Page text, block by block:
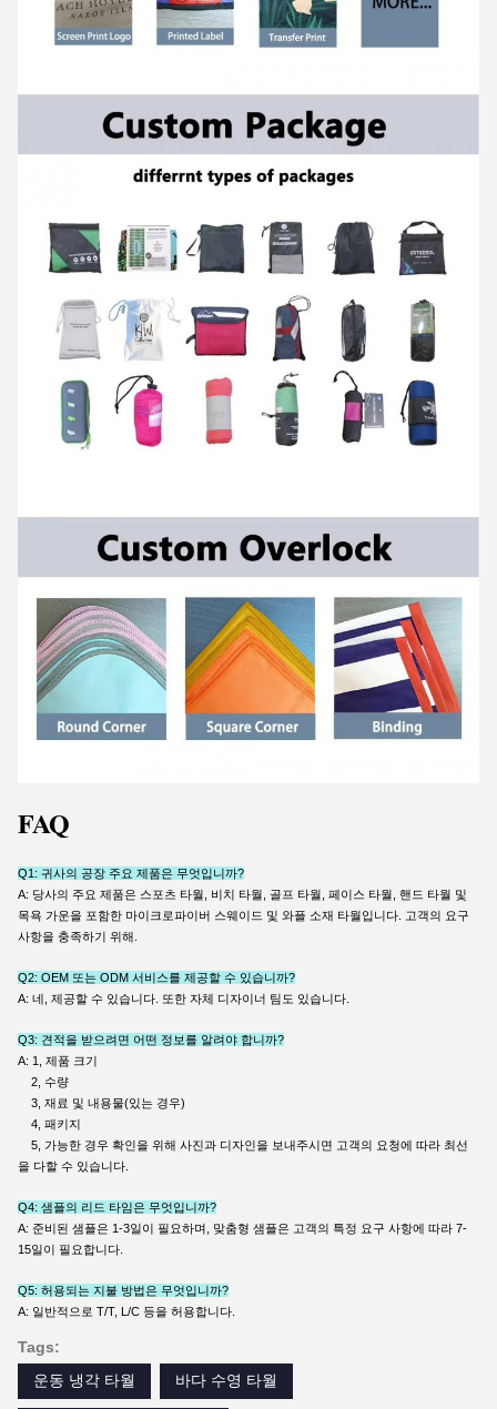
FAQ
Q1: 귀사의 공장 주요 제품은 무엇입니까?
A: 당사의 주요 제품은 스포츠 타월, 비치 타월, 골프 타월, 페이스 타월, 핸드 타월 및
목욕 가운을 포함한 마이크로파이버 스웨이드 및 와플 소재 타월입니다. 고객의 요구
사항을 충족하기 위해.
Q2: OEM 또는 ODM 서비스를 제공할 수 있습니까?
A: 네, 제공할 수 있습니다. 또한 자체 디자이너 팀도 있습니다.
Q3: 견적을 받으려면 어떤 정보를 알려야 합니까?
A: 1, 제품 크기
2, 수량
3, 재료 및 내용물(있는 경우)
4, 패키지
5, 가능한 경우 확인을 위해 사진과 디자인을 보내주시면 고객의 요청에 따라 최선
을 다할 수 있습니다.
Q4: 샘플의 리드 타임은 무엇입니까?
A: 준비된 샘플은 1-3일이 필요하며, 맞춤형 샘플은 고객의 특정 요구 사항에 따라 7-
15일이 필요합니다.
Q5: 허용되는 지불 방법은 무엇입니까?
A: 일반적으로 T/T, L/C 등을 허용합니다.
Tags:
운동 냉각 타월
바다 수영 타월